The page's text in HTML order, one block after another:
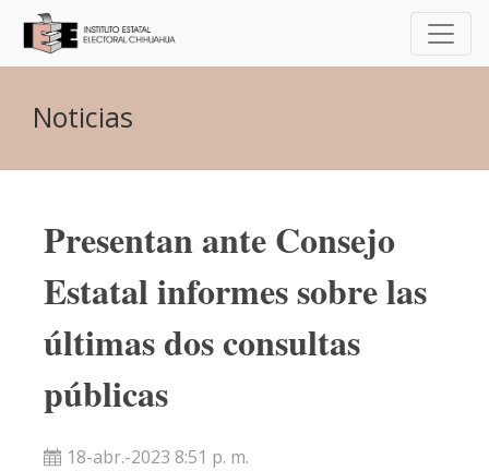
Noticias
Presentan ante Consejo
Estatal informes sobre las
últimas dos consultas
públicas
18-abr.-2023 8:51 p. m.